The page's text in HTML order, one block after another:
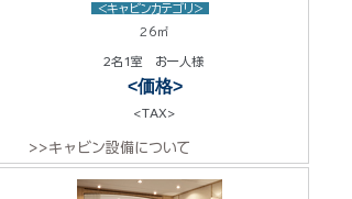
<キャビンカテゴリ>
26㎡
2名1室 お一人様
<価格>
<TAX>
>>キャビン設備について